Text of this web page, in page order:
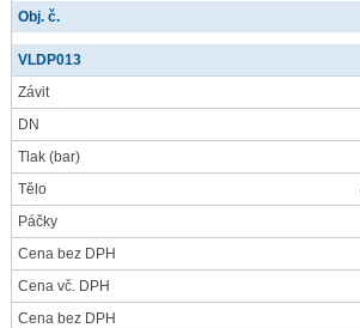
Obj. č.
VLDP013
Závit
DN
Tlak (bar)
Tělo
Páčky
Cena bez DPH
Cena vč. DPH
Cena bez DPH